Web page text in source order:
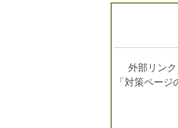
外部リン
「対策ペー